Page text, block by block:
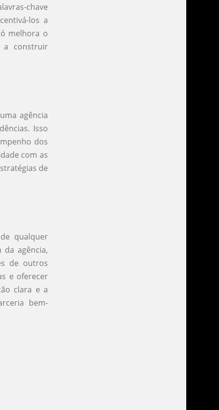
chave
los a
melhora o
a construir
agência
Isso
dos
com as
de
qualquer
agência,
de outros
e oferecer
clara e a
bem-